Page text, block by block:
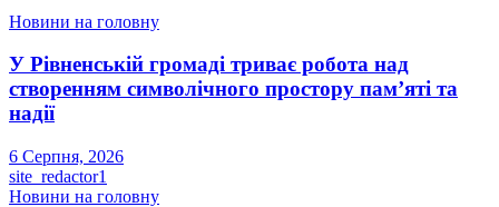
Новини на головну
У Рівненській громаді триває робота над
створенням символічного простору пам’яті та
надії
6 Серпня, 2026
site_redactor1
Новини на головну